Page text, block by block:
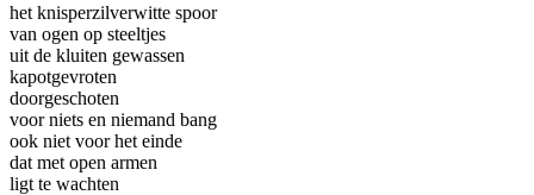
het knisperzilverwitte spoor
van ogen op steeltjes
uit de kluiten gewassen
kapotgevroten
doorgeschoten
voor niets en niemand bang
ook niet voor het einde
dat met open armen
ligt te wachten